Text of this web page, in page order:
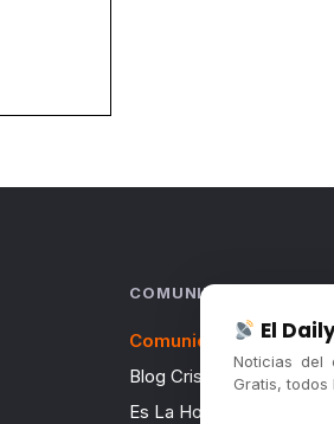
COMUNIDAD
Comunidad (Skool) ↗
Blog Cristian Tala ↗
Es La Hora de Aprender ↗
El
Noticias del
Gratis, todos